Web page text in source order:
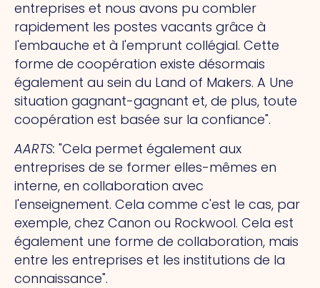
entreprises et nous avons pu combler
rapidement les postes vacants grâce à
l'embauche et à l'emprunt collégial. Cette
forme de coopération existe désormais
également au sein du Land of Makers. A Une
situation gagnant-gagnant et, de plus, toute
coopération est basée sur la confiance".
AARTS: "Cela permet également aux
entreprises de se former elles-mêmes en
interne, en collaboration avec
l'enseignement. Cela comme c'est le cas, par
exemple, chez Canon ou Rockwool. Cela est
également une forme de collaboration, mais
entre les entreprises et les institutions de la
connaissance".